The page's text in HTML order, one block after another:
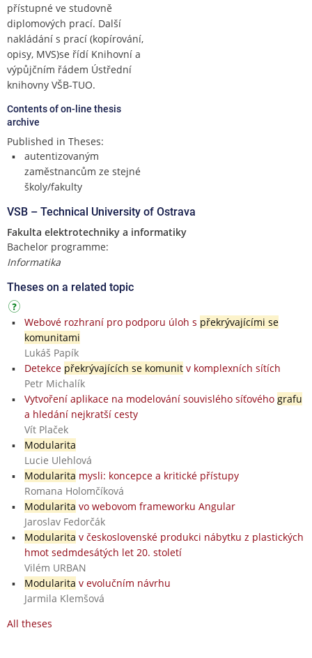
přístupné ve studovně
diplomových prací. Další
nakládání s prací (kopírování,
opisy, MVS)se řídí Knihovní a
výpůjčním řádem Ústřední
knihovny VŠB-TUO.
Contents of on-line thesis
archive
Published in Theses:
autentizovaným
zaměstnancům ze stejné
školy/fakulty
VSB – Technical University of Ostrava
Fakulta elektrotechniky a informatiky
Bachelor programme:
Informatika
Theses on a related topic
Webové rozhraní pro podporu úloh s překrývajícími se
komunitami
Lukáš Papík
Detekce překrývajících se komunitv komplexních sítích
Petr Michalík
Vytvoření aplikace na modelování souvislého síťového grafu
a hledání nejkratší cesty
Vít Plaček
Modularita
Lucie Ulehlová
Modularita mysli: koncepce a kritické přístupy
Romana Holomčíková
Modularita vo webovom frameworku Angular
Jaroslav Fedorčák
Modularita v československé produkci nábytku z plastických
hmot sedmdesátých let 20. století
Vilém URBAN
Modularita v evolučním návrhu
Jarmila Klemšová
All theses